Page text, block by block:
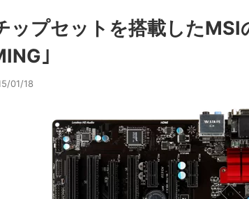
ップセットを搭載したMSI
｣
01/18